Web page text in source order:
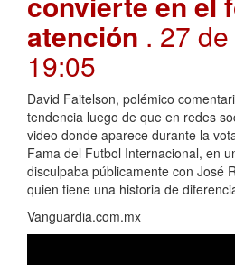
atención . 27
19:05
David Faitelson, polémico
tendencia luego de que en redes
video donde aparece durante la
Fama del Futbol Internacional, en
disculpaba públicamente con José
quien tiene una historia de
Vanguardia.com.mx